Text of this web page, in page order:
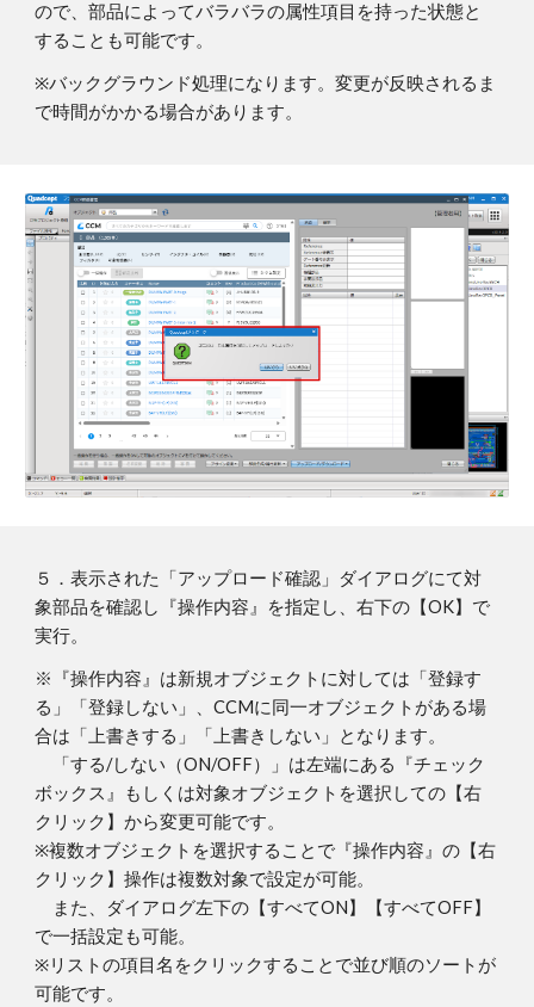
ので、部品によってバラバラの属性項目を持った状態と
することも可能です。
※バックグラウンド処理になります。変更が反映されるま
で時間がかかる場合があります。
５ ．表示された「アップロード確認」ダイアログにて対
象部品を確認し『操作内容』を指定し、右下の【OK】で
実行。
※『操作内容』は新規オブジェクトに対しては 「登録す
る」「登録しない」、CCMに同一オブジェクトがある場
合は 「上書きする」「上書きしない」となり ます。
「する/しない（ON/OFF）」は左端にある『チェック
ボックス』もしくは対象オブジェクトを選択しての【右
クリック】から変更可能です。
※複数オブジェクトを選択することで 『操作内容』の【右
クリック】操作は複数対象で設定が可能。
また、ダイアログ左下の【すべてON】【すべてOFF】
で一括設定も可能。
※リストの項目名をクリックすることで並び順のソートが
可能です。